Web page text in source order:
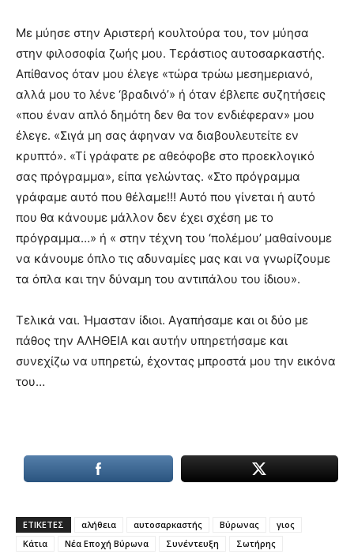
Με μύησε στην Αριστερή κουλτούρα του, τον μύησα
στην φιλοσοφία ζωής μου. Τεράστιος αυτοσαρκαστής.
Απίθανος όταν μου έλεγε «τώρα τρώω μεσημεριανό,
αλλά μου το λένε ‘βραδινό’» ή όταν έβλεπε συζητήσεις
«που έναν απλό δημότη δεν θα τον ενδιέφεραν» μου
έλεγε. «Σιγά μη σας άφηναν να διαβουλευτείτε εν
κρυπτό». «Τί γράφατε ρε αθεόφοβε στο προεκλογικό
σας πρόγραμμα», είπα γελώντας. «Στο πρόγραμμα
γράφαμε αυτό που θέλαμε!!! Αυτό που γίνεται ή αυτό
που θα κάνουμε μάλλον δεν έχει σχέση με το
πρόγραμμα…» ή « στην τέχνη του ‘πολέμου’ μαθαίνουμε
να κάνουμε όπλο τις αδυναμίες μας και να γνωρίζουμε
τα όπλα και την δύναμη του αντιπάλου του ίδιου».
Τελικά ναι. Ήμασταν ίδιοι. Αγαπήσαμε και οι δύο με
πάθος την ΑΛΗΘΕΙΑ και αυτήν υπηρετήσαμε και
συνεχίζω να υπηρετώ, έχοντας μπροστά μου την εικόνα
του…
ΕΤΙΚΕΤΕΣ αλήθεια αυτοσαρκαστής Βύρωνας
γιος
Κάτια
Νέα Εποχή Βύρωνα Συνέντευξη
Σωτήρης